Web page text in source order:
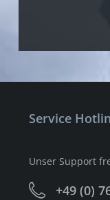
Service
Unser Support
+49 (0)